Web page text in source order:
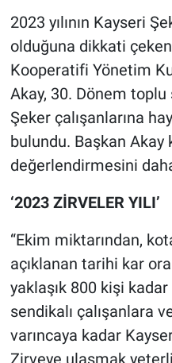
2023 yılının Kayseri
olduğuna dikkati
Kooperatifi Yönetim
Akay, 30. Dönem
Şeker çalışanlarına
bulundu. Başkan Akay
değerlendirmesini
‘2023 ZİRVELER YILI’
“Ekim miktarından,
açıklanan tarihi kar
yaklaşık 800 kişi
sendikalı çalışanlara
varıncaya kadar